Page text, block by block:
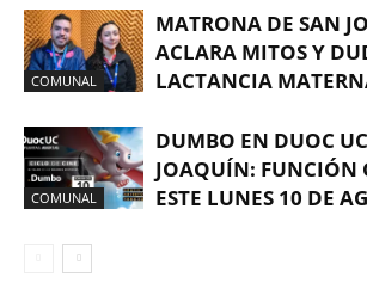
COMUNAL
MATRONA DE SAN
ACLARA MITOS Y
LACTANCIA
COMUNAL
DUMBO EN DUOC
JOAQUÍN: FUNCIÓN
ESTE LUNES 10 DE